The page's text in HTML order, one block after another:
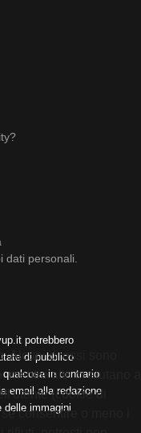
dati personali.
potrebbero
di pubblico
in contrario
email alla redazione
delle immagini
Alcuni di essi sono
mentre altri ci aiutano a
(cookie di
consentire o meno i